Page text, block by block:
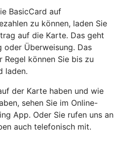
BasicCard auf
zu können, laden Sie
auf die Karte. Das geht
oder Überweisung. Das
Regel können Sie bis zu
laden.
der Karte haben und wie
sehen Sie im Online-
App. Oder Sie rufen uns an
auch telefonisch mit.